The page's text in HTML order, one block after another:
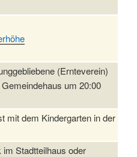
(Ernteverein)
um 20:00
mit dem Kindergarten in der
Stadtteilhaus oder